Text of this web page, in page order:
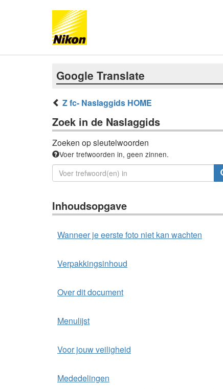
Google Translate
Z fc- Naslaggids HOME
Zoek in de Naslaggids
Zoeken op sleutelwoorden
Voer trefwoorden in, geen zinnen.
Inhoudsopgave
Wanneer je eerste foto niet kan wachten
Verpakkingsinhoud
Over dit document
Menulijst
Voor jouw veiligheid
Mededelingen